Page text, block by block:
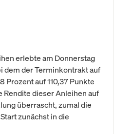
erlebte am Donnerstag
dem der Terminkontrakt auf
Prozent auf 110,37 Punkte
dieser Anleihen auf
überrascht, zumal die
zunächst in die